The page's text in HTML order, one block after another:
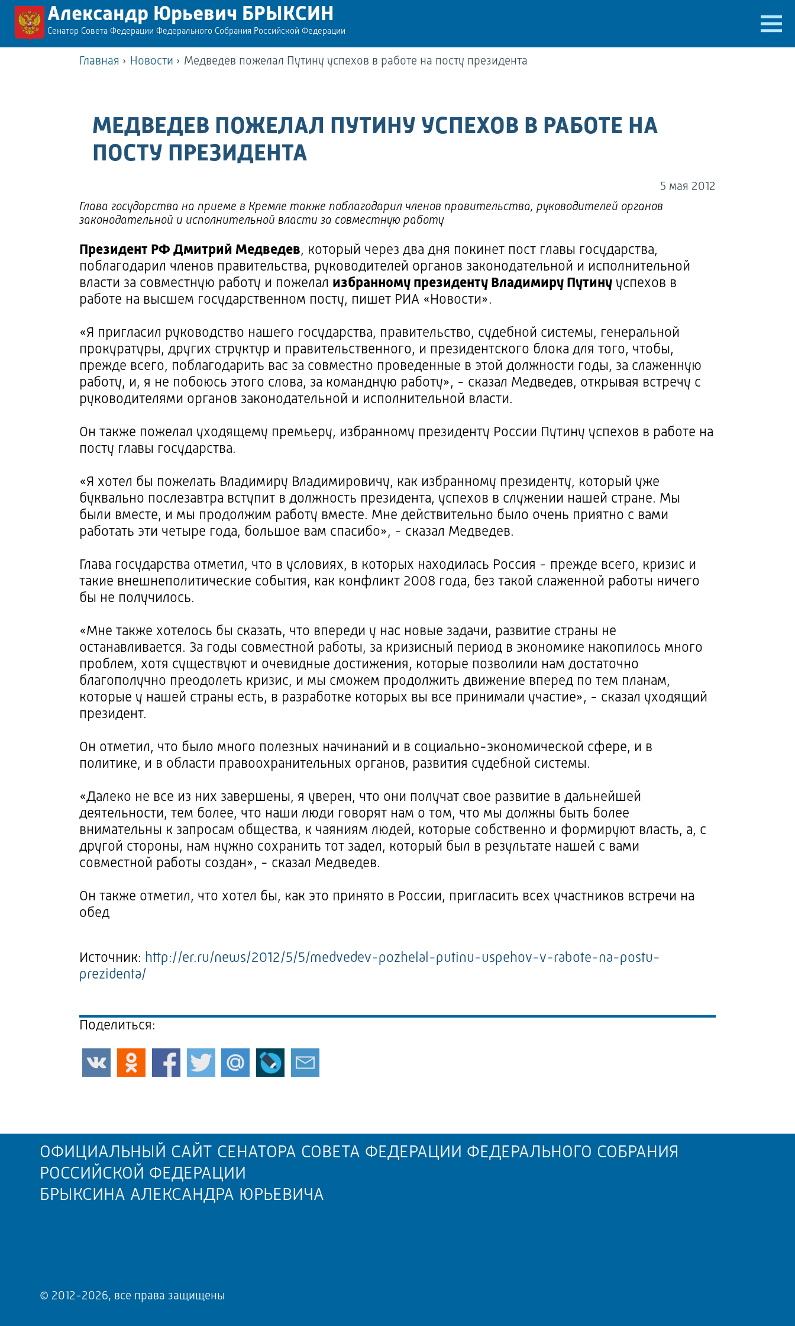
Александр Юрьевич БРЫКСИН
Сенатор Совета Федерации Федерального Собрания Российской Федерации
Главная › Новости › Медведев пожелал Путину успехов в работе на посту президента
МЕДВЕДЕВ ПОЖЕЛАЛ ПУТИНУ УСПЕХОВ В РАБОТЕ НА
ПОСТУ ПРЕЗИДЕНТА
5 мая 2012
Глава государства на приеме в Кремле также поблагодарил членов правительства, руководителей органов
законодательной и исполнительной власти за совместную работу
Президент РФ Дмитрий Медведев, который через два дня покинет пост главы государства,
поблагодарил членов правительства, руководителей органов законодательной и исполнительной
власти за совместную работу и пожелал избранному президенту Владимиру Путину успехов в
работе на высшем государственном посту, пишет РИА «Новости».
«Я пригласил руководство нашего государства, правительство, судебной системы, генеральной
прокуратуры, других структур и правительственного, и президентского блока для того, чтобы,
прежде всего, поблагодарить вас за совместно проведенные в этой должности годы, за слаженную
работу, и, я не побоюсь этого слова, за командную работу», - сказал Медведев, открывая встречу с
руководителями органов законодательной и исполнительной власти.
Он также пожелал уходящему премьеру, избранному президенту России Путину успехов в работе на
посту главы государства.
«Я хотел бы пожелать Владимиру Владимировичу, как избранному президенту, который уже
буквально послезавтра вступит в должность президента, успехов в служении нашей стране. Мы
были вместе, и мы продолжим работу вместе. Мне действительно было очень приятно с вами
работать эти четыре года, большое вам спасибо», - сказал Медведев.
Глава государства отметил, что в условиях, в которых находилась Россия - прежде всего, кризис и
такие внешнеполитические события, как конфликт 2008 года, без такой слаженной работы ничего
бы не получилось.
«Мне также хотелось бы сказать, что впереди у нас новые задачи, развитие страны не
останавливается. За годы совместной работы, за кризисный период в экономике накопилось много
проблем, хотя существуют и очевидные достижения, которые позволили нам достаточно
благополучно преодолеть кризис, и мы сможем продолжить движение вперед по тем планам,
которые у нашей страны есть, в разработке которых вы все принимали участие», - сказал уходящий
президент.
Он отметил, что было много полезных начинаний и в социально-экономической сфере, и в
политике, и в области правоохранительных органов, развития судебной системы.
«Далеко не все из них завершены, я уверен, что они получат свое развитие в дальнейшей
деятельности, тем более, что наши люди говорят нам о том, что мы должны быть более
внимательны к запросам общества, к чаяниям людей, которые собственно и формируют власть, а, с
другой стороны, нам нужно сохранить тот задел, который был в результате нашей с вами
совместной работы создан», - сказал Медведев.
Он также отметил, что хотел бы, как это принято в России, пригласить всех участников встречи на
обед
Источник: http://er.ru/news/2012/5/5/medvedev-pozhelal-putinu-uspehov-v-rabote-na-postu-
prezidenta/
Поделиться:
ОФИЦИАЛЬНЫЙ САЙТ СЕНАТОРА СОВЕТА ФЕДЕРАЦИИ ФЕДЕРАЛЬНОГО СОБРАНИЯ
РОССИЙСКОЙ ФЕДЕРАЦИИ
БРЫКСИНА АЛЕКСАНДРА ЮРЬЕВИЧА
© 2012-2026, все права защищены